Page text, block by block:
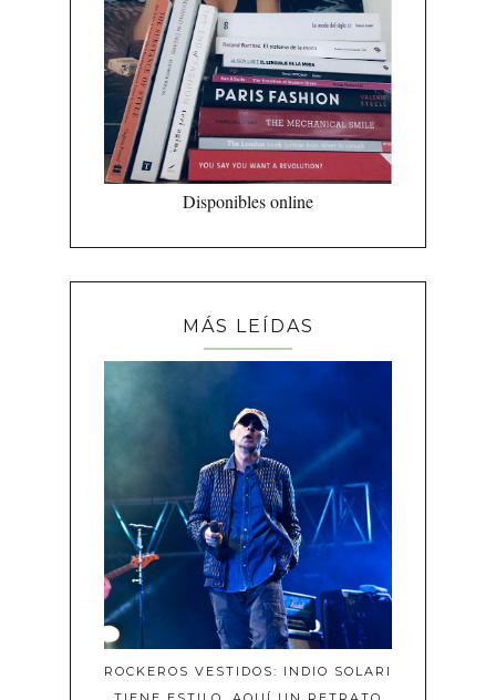
Disponibles online
MÁS LEÍDAS
ROCKEROS VESTIDOS: INDIO SOLARI